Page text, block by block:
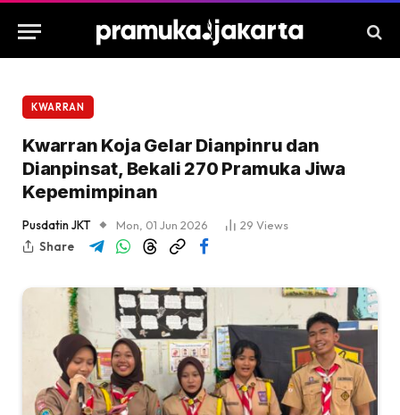
KWARRAN
Kwarran Koja Gelar Dianpinru dan
Dianpinsat, Bekali 270 Pramuka Jiwa
Kepemimpinan
Pusdatin JKT Mon, 01 Jun 2026 29 Views
Share